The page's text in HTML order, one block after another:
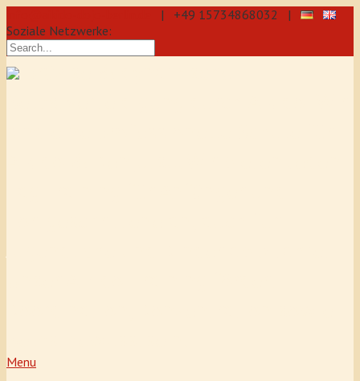
| +49 15734868032 |
Soziale Netzwerke:
Menu